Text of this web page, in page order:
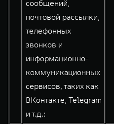
сообщений,
почтовой рассылки,
телефонных
звонков и
информационно-
коммуникационных
сервисов, таких как
ВКонтакте, Telegram
и т.д.: